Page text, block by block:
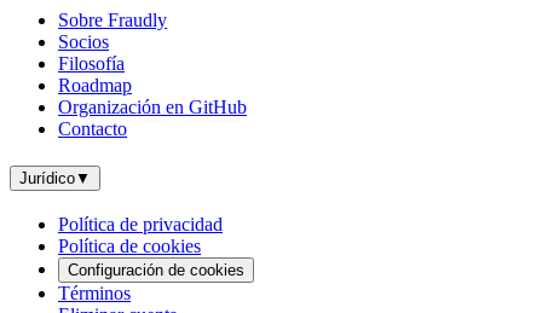
Sobre Fraudly
Socios
Filosofía
Roadmap
Organización en GitHub
Contacto
Jurídico▼
Política de privacidad
Política de cookies
Configuración de cookies
Términos